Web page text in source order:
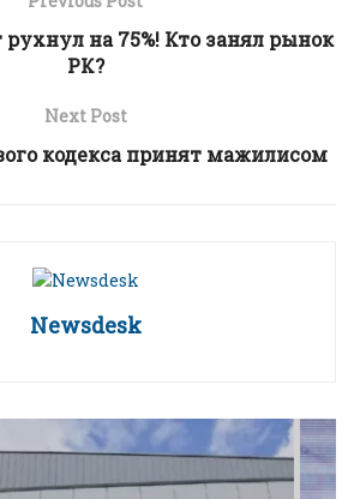
на 75%! Кто занял рынок
РК?
Next Post
кодекса принят мажилисом
Newsdesk